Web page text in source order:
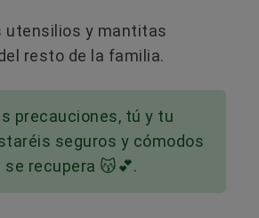
utensilios y mantitas
resto de la familia.
precauciones, tú y tu
seguros y cómodos
recupera 😽💕.